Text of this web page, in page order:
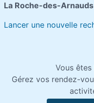
La Roche-des-
Lancer une nouvelle
Vous
Gérez vos rendez-